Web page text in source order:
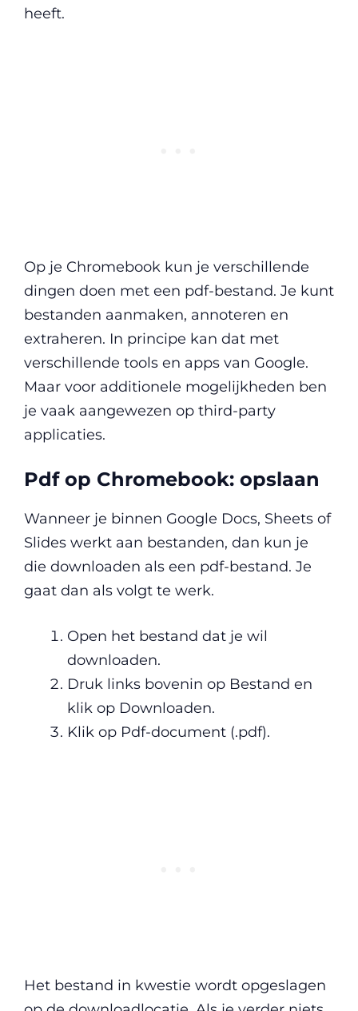
heeft.
Op je Chromebook kun je verschillende
dingen doen met een pdf-bestand. Je kunt
bestanden aanmaken, annoteren en
extraheren. In principe kan dat met
verschillende tools en apps van Google.
Maar voor additionele mogelijkheden ben
je vaak aangewezen op third-party
applicaties.
Pdf op Chromebook: opslaan
Wanneer je binnen Google Docs, Sheets of
Slides werkt aan bestanden, dan kun je
die downloaden als een pdf-bestand. Je
gaat dan als volgt te werk.
Open het bestand dat je wil
downloaden.
Druk links bovenin op Bestand en
klik op Downloaden.
Klik op Pdf-document (.pdf).
Het bestand in kwestie wordt opgeslagen